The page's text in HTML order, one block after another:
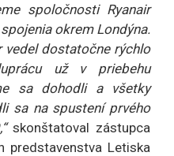
spoločnosti Ryanair
okrem Londýna.
vedel dostatočne rýchlo
už v priebehu
sa dohodli a všetky
sa na spustení prvého
skonštatoval zástupca
predstavenstva Letiska